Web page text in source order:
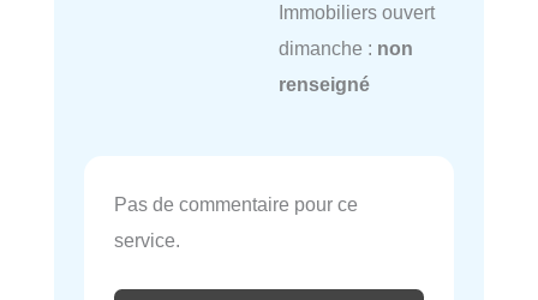
Immobiliers ouvert
dimanche : non
renseigné
Pas de commentaire pour ce
service.